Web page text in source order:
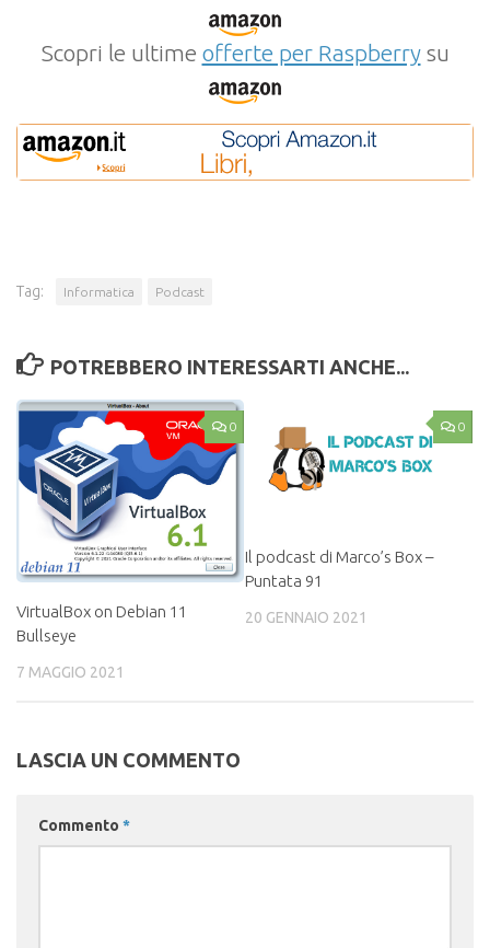
Scopri le ultime offerte per Raspberrysu
Tag: Informatica Podcast
POTREBBERO INTERESSARTI ANCHE...
0
VirtualBox on Debian 11
Bullseye
7 MAGGIO 2021
0
Il podcast di Marco’s Box –
Puntata 91
20 GENNAIO 2021
LASCIA UN COMMENTO
Commento *